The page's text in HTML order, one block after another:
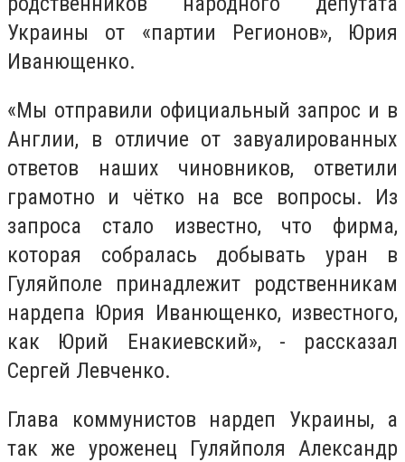
Украины от «партии Регионов», Юрия
Иванющенко.
«Мы отправили официальный запрос и в
Англии, в отличие от завуалированных
ответов наших чиновников, ответили
грамотно и чётко на все вопросы. Из
запроса стало известно, что фирма,
которая собралась добывать уран в
Гуляйполе принадлежит родственникам
нардепа Юрия Иванющенко, известного,
как Юрий Енакиевский», - рассказал
Сергей Левченко.
Глава коммунистов нардеп Украины, а
так же уроженец Гуляйполя Александр